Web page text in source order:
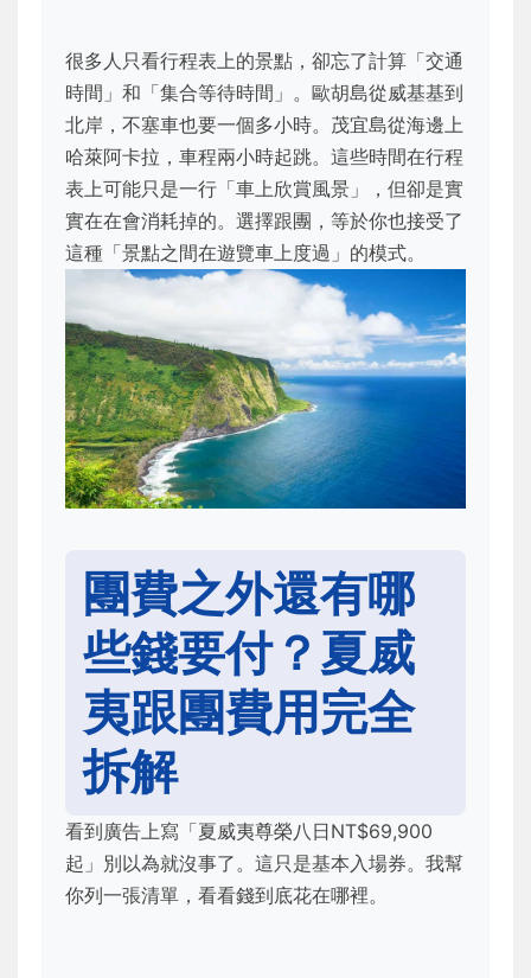
很多人只看行程表上的景點，卻忘了計算「交通
時間」和「集合等待時間」。歐胡島從威基基到
北岸，不塞車也要一個多小時。茂宜島從海邊上
哈萊阿卡拉，車程兩小時起跳。這些時間在行程
表上可能只是一行「車上欣賞風景」，但卻是實
實在在會消耗掉的。選擇跟團，等於你也接受了
這種「景點之間在遊覽車上度過」的模式。
團費之外還有哪
些錢要付？夏威
夷跟團費用完全
拆解
看到廣告上寫「夏威夷尊榮八日NT$69,900
起」別以為就沒事了。這只是基本入場券。我幫
你列一張清單，看看錢到底花在哪裡。